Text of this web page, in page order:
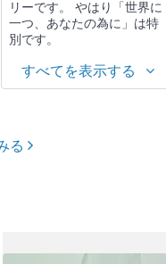
リーです。 やはり「世界に
一つ、あなたの為に」は特
別です。
すべてを表示する
る